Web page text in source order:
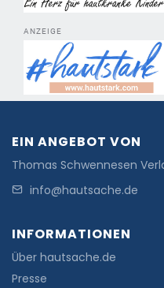
ANZEIGE
EIN ANGEBOT VON
Thomas Schwennesen
info@hautsache.de
INFORMATIONEN
Über hautsache.de
Presse